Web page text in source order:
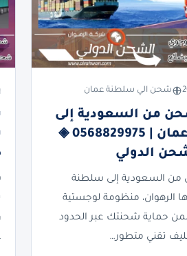
شحن الي سلطنة عمان
من السعودية إلى
سلطنة عمان | 0568829975 ◈
الدولي
السعودية إلى سلطنة
الرهوان، منظومة لوجستية
حماية شحنتك عبر الحدود
تقني متطور…